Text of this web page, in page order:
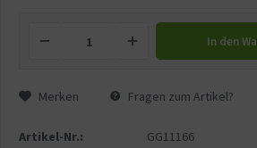
In den
Merken Fragen zum Artikel?
Artikel-Nr.:
GG11166